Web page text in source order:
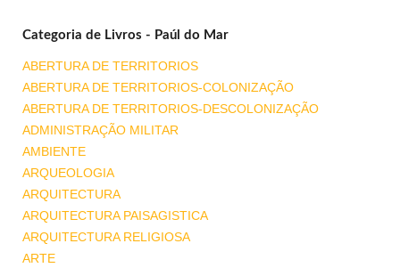
Categoria de Livros - Paúl do Mar
ABERTURA DE TERRITORIOS
ABERTURA DE TERRITORIOS-COLONIZAÇÃO
ABERTURA DE TERRITORIOS-DESCOLONIZAÇÃO
ADMINISTRAÇÃO MILITAR
AMBIENTE
ARQUEOLOGIA
ARQUITECTURA
ARQUITECTURA PAISAGISTICA
ARQUITECTURA RELIGIOSA
ARTE